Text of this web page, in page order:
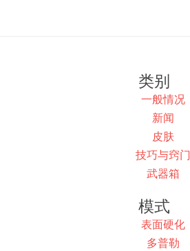
类别
一般情况
新闻
皮肤
技巧与窍门
武器箱
模式
表面硬化
多普勒